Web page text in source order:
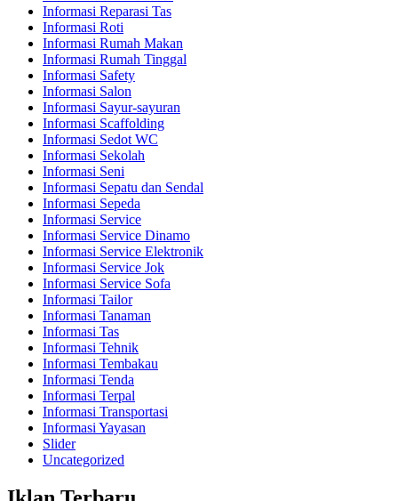
Informasi Reparasi Tas
Informasi Roti
Informasi Rumah Makan
Informasi Rumah Tinggal
Informasi Safety
Informasi Salon
Informasi Sayur-sayuran
Informasi Scaffolding
Informasi Sedot WC
Informasi Sekolah
Informasi Seni
Informasi Sepatu dan Sendal
Informasi Sepeda
Informasi Service
Informasi Service Dinamo
Informasi Service Elektronik
Informasi Service Jok
Informasi Service Sofa
Informasi Tailor
Informasi Tanaman
Informasi Tas
Informasi Tehnik
Informasi Tembakau
Informasi Tenda
Informasi Terpal
Informasi Transportasi
Informasi Yayasan
Slider
Uncategorized